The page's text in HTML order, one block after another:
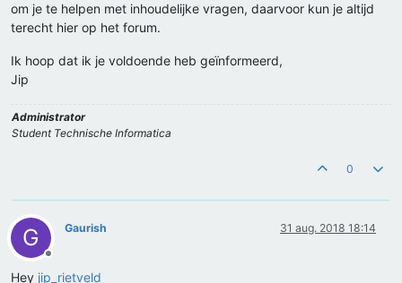
om je te helpen met inhoudelijke vragen, daarvoor kun je altijd
terecht hier op het forum.
Ik hoop dat ik je voldoende heb geïnformeerd,
Jip
Administrator
Student Technische Informatica
0
G
Offline
Gaurish 31 aug. 2018 18:14
Hey jip_rietveld